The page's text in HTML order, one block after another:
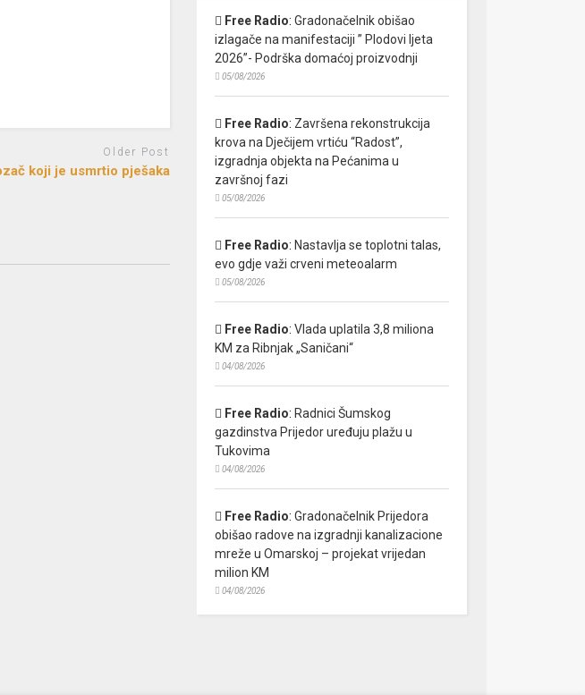
Older Post
koji je usmrtio pješaka
Free Radio: Gradonačelnik obišao
izlagače na manifestaciji ” Plodovi ljeta
2026”- Podrška domaćoj proizvodnji
05/08/2026
Free Radio: Završena rekonstrukcija
krova na Dječijem vrtiću “Radost”,
izgradnja objekta na Pećanima u
završnoj fazi
05/08/2026
Free Radio: Nastavlja se toplotni talas,
evo gdje važi crveni meteoalarm
05/08/2026
Free Radio: Vlada uplatila 3,8 miliona
KM za Ribnjak „Saničani“
04/08/2026
Free Radio: Radnici Šumskog
gazdinstva Prijedor uređuju plažu u
Tukovima
04/08/2026
Free Radio: Gradonačelnik Prijedora
obišao radove na izgradnji kanalizacione
mreže u Omarskoj – projekat vrijedan
milion KM
04/08/2026